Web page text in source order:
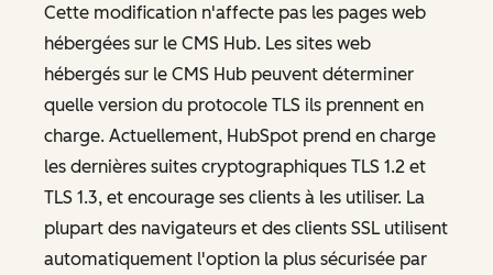
Cette modification n'affecte pas les pages web
hébergées sur le CMS Hub. Les sites web
hébergés sur le CMS Hub peuvent déterminer
quelle version du protocole TLS ils prennent en
charge. Actuellement, HubSpot prend en charge
les dernières suites cryptographiques TLS 1.2 et
TLS 1.3, et encourage ses clients à les utiliser. La
plupart des navigateurs et des clients SSL utilisent
automatiquement l'option la plus sécurisée par